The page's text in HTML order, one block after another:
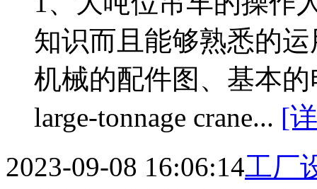
知识而且能够熟悉的
机械的配件图、基本的
large-tonnage crane... [
2023-09-08 16:06:14工厂